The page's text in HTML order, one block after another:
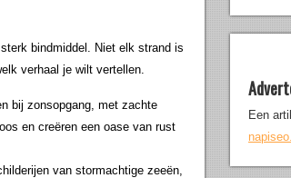
bindmiddel. Niet elk strand is
verhaal je wilt vertellen.
bij zonsopgang, met zachte
en creëren een oase van rust
van stormachtige zeeën,
Een